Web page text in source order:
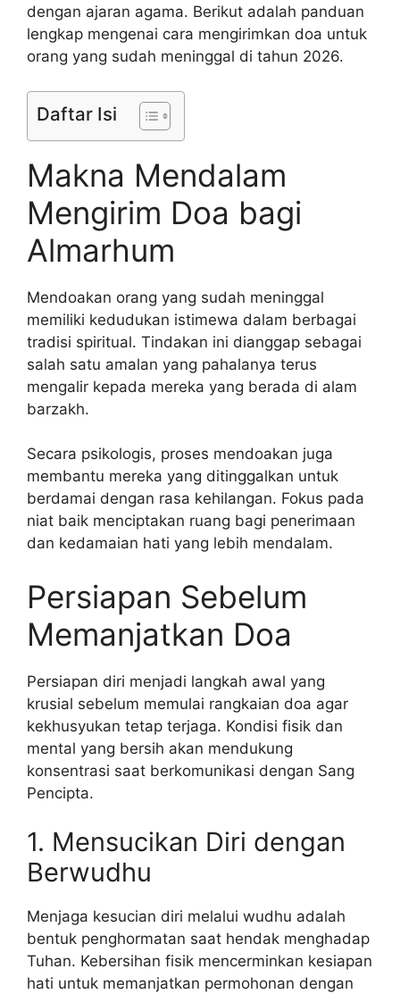
dengan ajaran agama. Berikut adalah panduan
lengkap mengenai cara mengirimkan doa untuk
orang yang sudah meninggal di tahun 2026.
Daftar Isi
Makna Mendalam
Mengirim Doa bagi
Almarhum
Mendoakan orang yang sudah meninggal
memiliki kedudukan istimewa dalam berbagai
tradisi spiritual. Tindakan ini dianggap sebagai
salah satu amalan yang pahalanya terus
mengalir kepada mereka yang berada di alam
barzakh.
Secara psikologis, proses mendoakan juga
membantu mereka yang ditinggalkan untuk
berdamai dengan rasa kehilangan. Fokus pada
niat baik menciptakan ruang bagi penerimaan
dan kedamaian hati yang lebih mendalam.
Persiapan Sebelum
Memanjatkan Doa
Persiapan diri menjadi langkah awal yang
krusial sebelum memulai rangkaian doa agar
kekhusyukan tetap terjaga. Kondisi fisik dan
mental yang bersih akan mendukung
konsentrasi saat berkomunikasi dengan Sang
Pencipta.
1. Mensucikan Diri dengan
Berwudhu
Menjaga kesucian diri melalui wudhu adalah
bentuk penghormatan saat hendak menghadap
Tuhan. Kebersihan fisik mencerminkan kesiapan
hati untuk memanjatkan permohonan dengan